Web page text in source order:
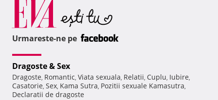
Urmareste-ne pe
Dragoste & Sex
Dragoste, Romantic, Viata sexuala, Relatii, Cuplu, Iubire,
Casatorie, Sex, Kama Sutra, Pozitii sexuale Kamasutra,
Declaratii de dragoste